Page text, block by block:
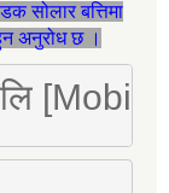
सोलार बत्तिमा
अनुरोध छ ।
लि